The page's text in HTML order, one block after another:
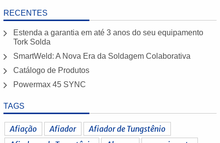
RECENTES
Estenda a garantia em até 3 anos do seu equipamento
Tork Solda
SmartWeld: A Nova Era da Soldagem Colaborativa
Catálogo de Produtos
Powermax 45 SYNC
TAGS
Afiação Afiador
Afiador de Tungstênio